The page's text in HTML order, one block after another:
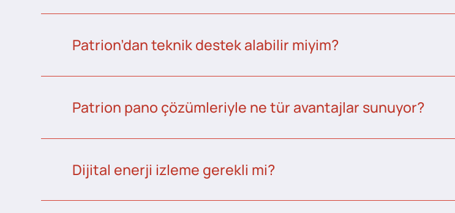
Patrion’dan teknik destek alabilir miyim?
Patrion pano çözümleriyle ne tür avantajlar sunuyor?
Dijital enerji izleme gerekli mi?